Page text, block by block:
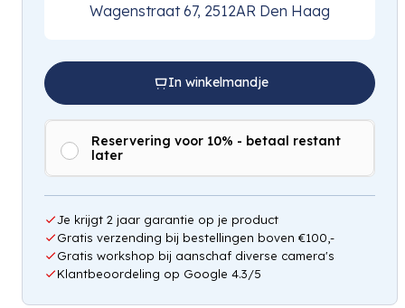
Wagenstraat 67, 2512AR Den Haag
In winkelmandje
Reservering voor 10% - betaal restant
later
Je krijgt 2 jaar garantie op je product
Gratis verzending bij bestellingen boven €100,-
Gratis workshop bij aanschaf diverse camera's
Klantbeoordeling op Google 4.3/5